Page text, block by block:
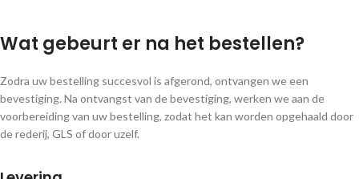
Wat gebeurt er na het bestellen?
Zodra uw bestelling succesvol is afgerond, ontvangen we een
bevestiging. Na ontvangst van de bevestiging, werken we aan de
voorbereiding van uw bestelling, zodat het kan worden opgehaald door
de rederij, GLS of door uzelf.